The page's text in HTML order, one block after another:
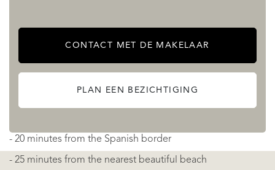
most scenic corners of southern France, it remains within
- 20 minutes from the Spanish border
- 25 minutes from the nearest beautiful beach
CONTACT MET DE MAKELAAR
PLAN EEN BEZICHTIGING